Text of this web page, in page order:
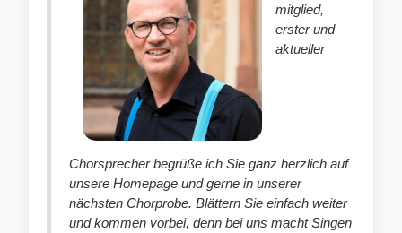
mitglied,
erster und
aktueller
Chorsprecher begrüße ich Sie ganz herzlich auf
unsere Homepage und gerne in unserer
nächsten Chorprobe. Blättern Sie einfach weiter
und kommen vorbei, denn bei uns macht Singen